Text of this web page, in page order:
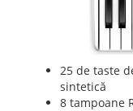
25 de taste
sintetică
8 tampoane